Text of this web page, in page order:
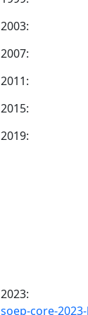
2003:
2007:
2011:
2015:
2019:
2023:
soep-core-